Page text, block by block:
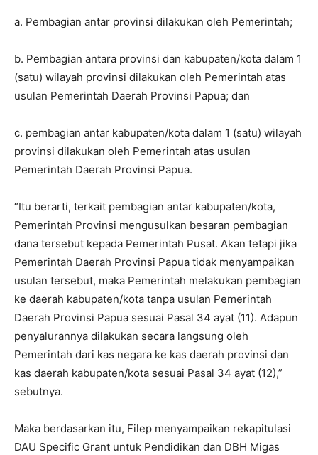
a. Pembagian antar provinsi dilakukan oleh Pemerintah;
b. Pembagian antara provinsi dan kabupaten/kota dalam 1
(satu) wilayah provinsi dilakukan oleh Pemerintah atas
usulan Pemerintah Daerah Provinsi Papua; dan
c. pembagian antar kabupaten/kota dalam 1 (satu) wilayah
provinsi dilakukan oleh Pemerintah atas usulan
Pemerintah Daerah Provinsi Papua.
“Itu berarti, terkait pembagian antar kabupaten/kota,
Pemerintah Provinsi mengusulkan besaran pembagian
dana tersebut kepada Pemerintah Pusat. Akan tetapi jika
Pemerintah Daerah Provinsi Papua tidak menyampaikan
usulan tersebut, maka Pemerintah melakukan pembagian
ke daerah kabupaten/kota tanpa usulan Pemerintah
Daerah Provinsi Papua sesuai Pasal 34 ayat (11). Adapun
penyalurannya dilakukan secara langsung oleh
Pemerintah dari kas negara ke kas daerah provinsi dan
kas daerah kabupaten/kota sesuai Pasal 34 ayat (12),”
sebutnya.
Maka berdasarkan itu, Filep menyampaikan rekapitulasi
DAU Specific Grant untuk Pendidikan dan DBH Migas